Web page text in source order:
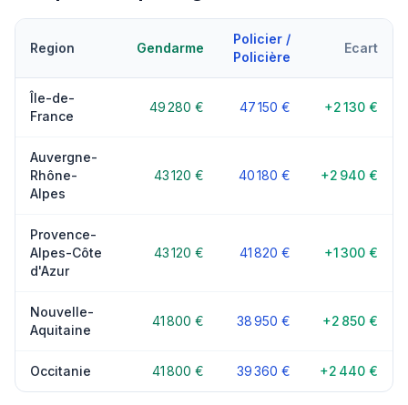
Region Gendarme
Policier /
Policière
Ecart
Île-de-
France
49 280 € 47 150 € +2 130 €
Auvergne-
Rhône-
Alpes
43 120 € 40 180 € +2 940 €
Provence-
Alpes-Côte
d'Azur
43 120 € 41 820 € +1 300 €
Nouvelle-
Aquitaine
41 800 € 38 950 € +2 850 €
Occitanie 41 800 € 39 360 € +2 440 €